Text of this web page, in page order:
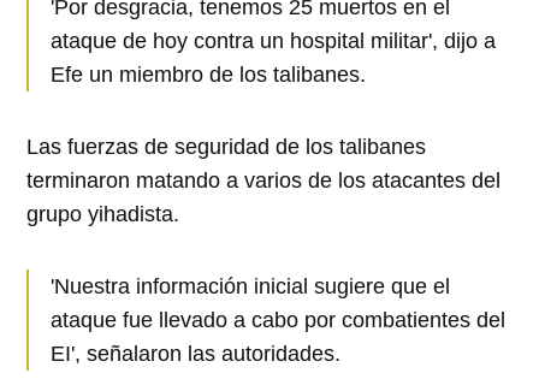
'Por desgracia, tenemos 25 muertos en el
ataque de hoy contra un hospital militar', dijo a
Efe un miembro de los talibanes.
Las fuerzas de seguridad de los talibanes
terminaron matando a varios de los atacantes del
grupo yihadista.
'Nuestra información inicial sugiere que el
ataque fue llevado a cabo por combatientes del
EI', señalaron las autoridades.